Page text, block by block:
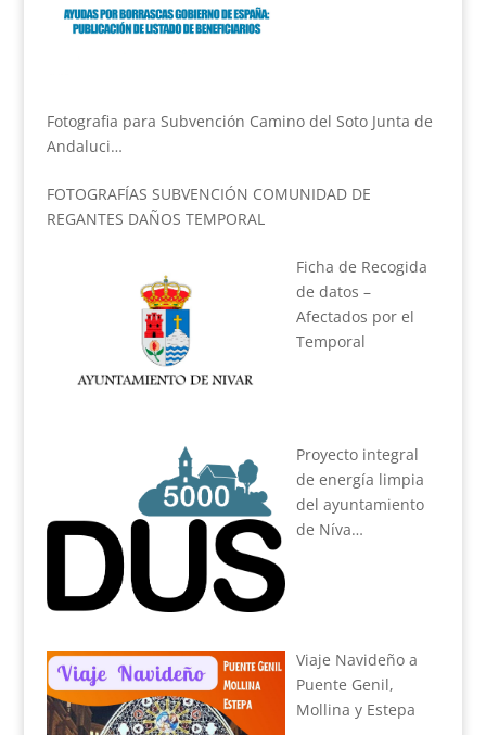
Fotografia para Subvención Camino del Soto Junta de
Andaluci…
FOTOGRAFÍAS SUBVENCIÓN COMUNIDAD DE
REGANTES DAÑOS TEMPORAL
Ficha de Recogida
de datos –
Afectados por el
Temporal
Proyecto integral
de energía limpia
del ayuntamiento
de Níva…
Viaje Navideño a
Puente Genil,
Mollina y Estepa